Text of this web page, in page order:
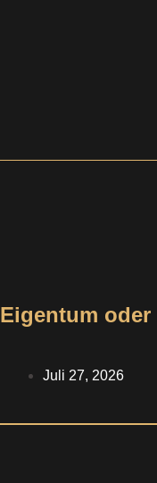
Eigentum
Juli 27, 2026